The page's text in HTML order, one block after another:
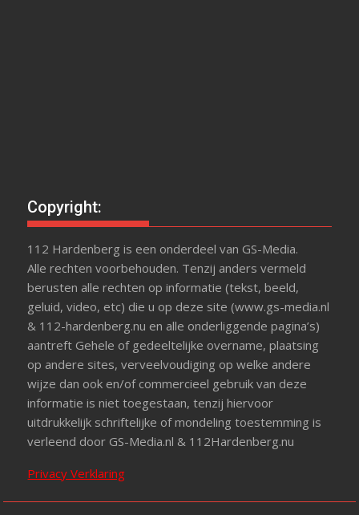
Copyright:
112 Hardenberg is een onderdeel van GS-Media.
Alle rechten voorbehouden. Tenzij anders vermeld
berusten alle rechten op informatie (tekst, beeld,
geluid, video, etc) die u op deze site (www.gs-media.nl
& 112-hardenberg.nu en alle onderliggende pagina’s)
aantreft Gehele of gedeeltelijke overname, plaatsing
op andere sites, verveelvoudiging op welke andere
wijze dan ook en/of commercieel gebruik van deze
informatie is niet toegestaan, tenzij hiervoor
uitdrukkelijk schriftelijke of mondeling toestemming is
verleend door GS-Media.nl & 112Hardenberg.nu
Privacy Verklaring